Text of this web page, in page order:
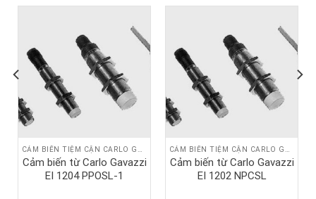
Cảm biến từ Carlo Gavazzi
EI 1204 PPOSL-1
Cảm biến từ Carlo Gavazzi
EI 1202 NPCSL